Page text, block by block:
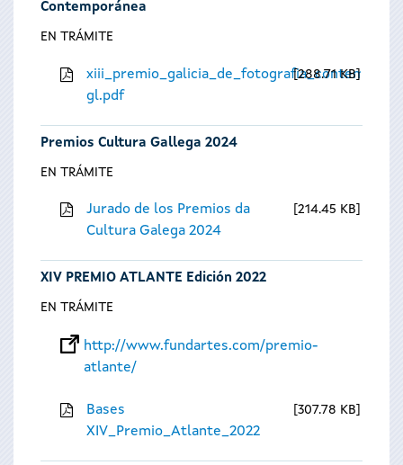
Contemporánea
EN TRÁMITE
gl.pdf
288.71 KB
Premios Cultura Gallega 2024
EN TRÁMITE
Jurado de los Premios da
Cultura Galega 2024
214.45 KB
XIV PREMIO ATLANTE Edición 2022
EN TRÁMITE
http://www.fundartes.com/premio-
atlante/
Bases
XIV_Premio_Atlante_2022
307.78 KB